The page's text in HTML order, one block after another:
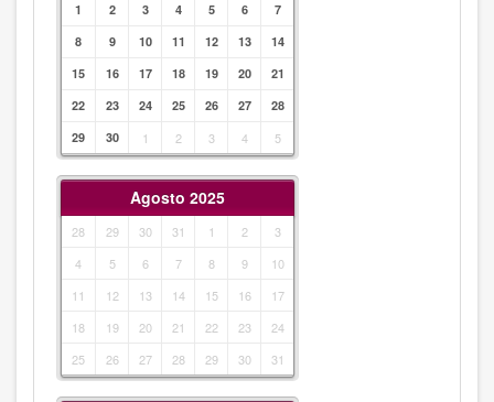
1 2 3 4 5 6
7
8
9 10 11 12 13
14
15
16 17 18 19 20
21
22
23 24 25 26 27
28
29
30 1 2 3 4 5
Agosto 2025
28 29 30 31 1 2
3
4
5 6 7 8 9
10
11
12 13 14 15 16
17
18
19 20 21 22 23
24
25
26 27 28 29 30 31